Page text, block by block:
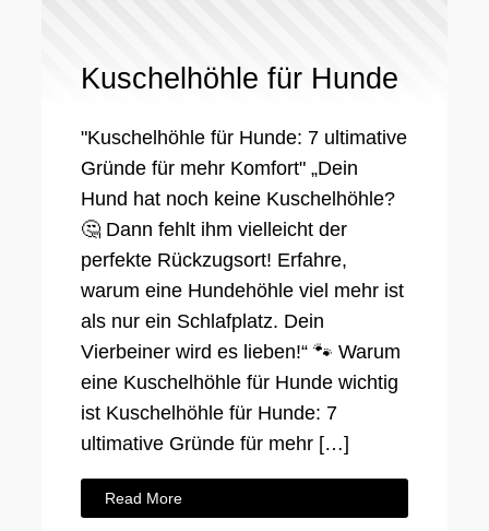
Kuschelhöhle für Hunde
"Kuschelhöhle für Hunde: 7 ultimative
Gründe für mehr Komfort" „Dein
Hund hat noch keine Kuschelhöhle?
🤔 Dann fehlt ihm vielleicht der
perfekte Rückzugsort! Erfahre,
warum eine Hundehöhle viel mehr ist
als nur ein Schlafplatz. Dein
Vierbeiner wird es lieben!“ 🐾 Warum
eine Kuschelhöhle für Hunde wichtig
ist Kuschelhöhle für Hunde: 7
ultimative Gründe für mehr […]
Read More